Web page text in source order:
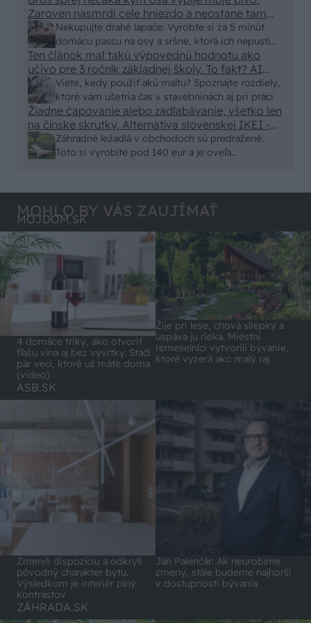
Nekupujte drahé lapače: Vyrobte si za 5 minút
domácu pascu na osy a sršne, ktorá ich nepustí
von
Zaroven nasmrdi cele hniezdo a neostane tam
nic zive. Vasa pasca naucinke moc efektivne.
Skor pritiahne slimaky
Viete, kedy použiť akú maltu? Spoznajte rozdiely,
ktoré vám ušetria čas v stavebninách aj pri práci
Ten článok mal takú výpovednú hodnotu ako
učivo pre 3 ročník základnej školy. To fakt? AI
alebo nejaka kniha z VŠ? Dnešné rychlotvrdnuce
malty - pevnosť 40 Mpa a doba schnutia tak 15
minut , k tomu vodotesné s kryštálikou. A rozdiel
- schnutie a zretie. Nič?
Záhradné ležadlá v obchodoch sú predražené.
Toto si vyrobíte pod 140 eur a je oveľa
Žiadne čapovanie alebo zadlabávanie, všetko len
na čínske skrutky. Alternatíva slovenskej IKEI -
čo sa týka pevnosti. Autor si nedal veľa námahy s
remeselným spracovaním, škoda. No lepšie než
MOHLO BY VÁS ZAUJÍMAŤ
MÔJDOM.SK
4 domáce triky, ako otvoriť
fľašu vína aj bez vývrtky. Stačí
pár vecí, ktoré už máte doma
(video)
Žije pri lese, chová sliepky a
uspáva ju rieka. Miestni
remeselníci vytvorili bývanie,
ktoré vyzerá ako malý raj
ASB.SK
Zmenili dispozíciu a odkryli
pôvodný charakter bytu.
Výsledkom je interiér plný
kontrastov
Ján Palenčár: Ak neurobíme
zmeny, stále budeme najhorší
v dostupnosti bývania
ZÁHRADA.SK